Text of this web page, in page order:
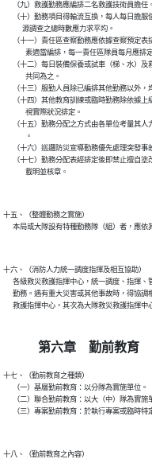
      （九）救護勤務應編排二名救護技術員擔任。
（十）勤務項目得輪流互換，每人每日擔
            源調查之總時數應力求平均。
（十一）責任區查察勤務應依據查察預定
素適當編排，每一責任區隊員每月應
（十二）每日裝備保養或試車（梯、水）
              共同為之。
（十三）服勤人員除已編排其他勤務以外
（十四）其他教育訓練或臨時勤務除依據
              視實際狀況排定。
（十五）勤務分配之方式由各單位考量其
              。
（十六）巡邏防災宣導勤務優先處理突發事
（十七）勤務分配表經排定後即禁止擅自
              載明並核章。
十五、（整體勤務之實施）
本局或大隊設有特種勤務隊（組）者，應
十六、（消防人力統一調度指揮及相互協助）
各級救災救護指揮中心，統一調度、指揮
勤務。遇有重大災害或其他事故時，得協
救護指揮中心，其次為大隊救災救護指揮中
第六章 勤前教育
十七、（勤前教育之種類）
      （一）基層勤前教育：以分隊為實施單位。
（二）聯合勤前教育：以大（中）隊為實施
（三）專案勤前教育：於執行專案或臨時
十八、（勤前教育之內容）